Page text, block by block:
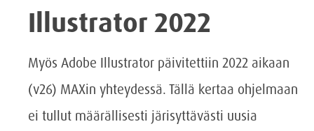
Illustrator 2022
Myös Adobe Illustrator päivitettiin 2022 aikaan
(v26) MAXin yhteydessä. Tällä kertaa ohjelmaan
ei tullut määrällisesti järisyttävästi uusia